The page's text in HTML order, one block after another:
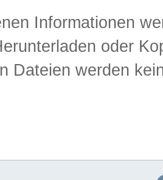
Informationen
oder
Dateien werden